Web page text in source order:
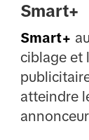
Smart+
Smart+
ciblage et
atteindre